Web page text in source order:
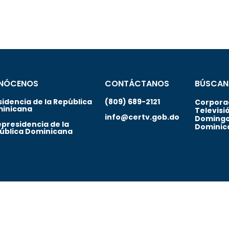
de la República
de la
Dominicana
CONTÁCTANOS
(809) 689-2121
info@certv.gob.do